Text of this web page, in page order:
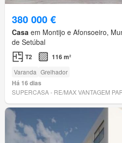
380 000 €
Casa em Montijo e Afonsoeiro,
de Setúbal
T2 116 m²
Varanda Grelhador
Há 16 dias
SUPERCASA - RE/MAX VANTAGEM